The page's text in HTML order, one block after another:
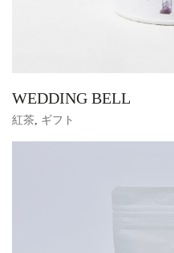
WEDDING BELL
紅茶 ギフト